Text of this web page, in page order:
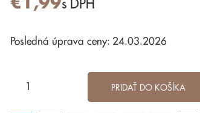
€1,99s DPH
Posledná úprava ceny: 24.03.2026
PRIDAŤ DO KOŠÍKA